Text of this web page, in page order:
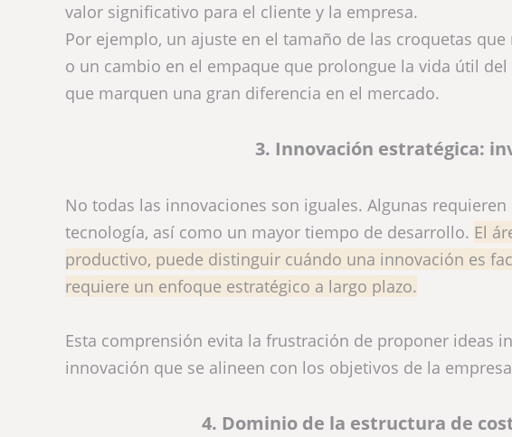
valor significativo para el cliente y la empresa.
Por ejemplo, un ajuste en el tamaño de las croquetas
o un cambio en el empaque que prolongue la vida útil
que marquen una gran diferencia en el mercado.
3. Innovación estratégica:
No todas las innovaciones son iguales. Algunas
tecnología, así como un mayor tiempo de desarrollo. El
productivo, puede distinguir cuándo una innovación es
requiere un enfoque estratégico a largo plazo.
Esta comprensión evita la frustración de proponer ideas
innovación que se alineen con los objetivos de la
4. Dominio de la estructura de